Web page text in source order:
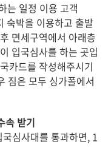
는 일정 이용 고객
숙박을 이용하고 출발
면세구역에서 아래층
입국심사를 하는 곳입
카드를 작성해주시기
짐은 모두 싱가폴에서
속 받기
심사대를 통과하면, 1